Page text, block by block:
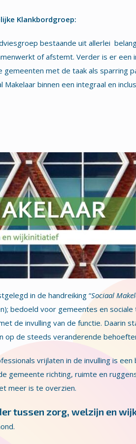
Klankbordgroep:
bestaande uit allerlei
of afstemt. Verder is er
met de taak als sparring
Makelaar binnen een integraal en
in de handreiking “Sociaal
bedoeld voor gemeentes en
de invulling van de functie. Daarin
de steeds veranderende
vrijlaten in de invulling is
gemeente richting, ruimte en
meer is te overzien.
tussen zorg, welzijn en